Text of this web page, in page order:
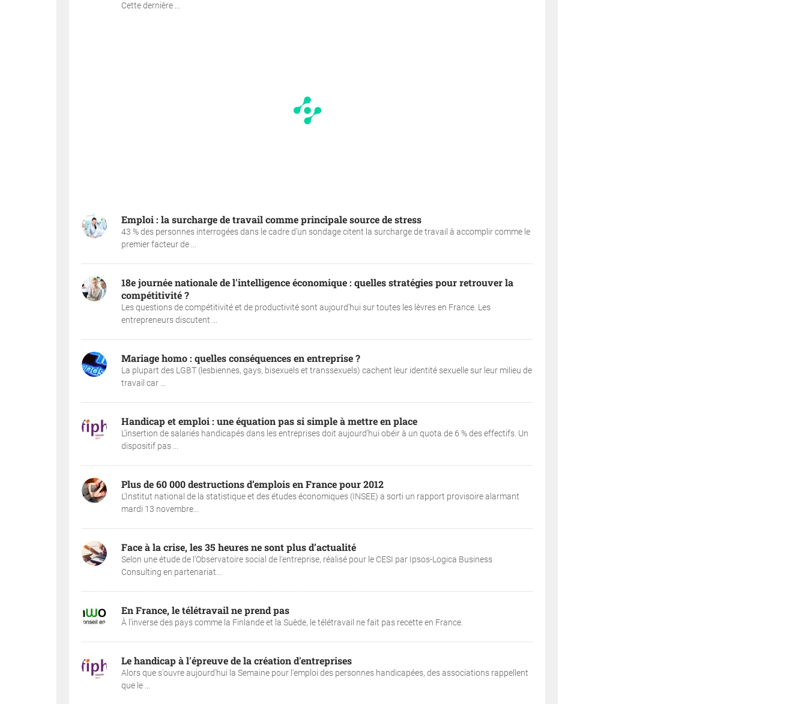
Cette dernière ...
Emploi : la surcharge de travail comme principale source de stress
43 % des personnes interrogées dans le cadre d’un sondage citent la surcharge de travail à accomplir comme le
premier facteur de ...
18e journée nationale de l'intelligence économique : quelles stratégies pour retrouver la
compétitivité ?
Les questions de compétitivité et de productivité sont aujourd’hui sur toutes les lèvres en France. Les
entrepreneurs discutent ...
Mariage homo : quelles conséquences en entreprise ?
La plupart des LGBT (lesbiennes, gays, bisexuels et transsexuels) cachent leur identité sexuelle sur leur milieu de
travail car ...
Handicap et emploi : une équation pas si simple à mettre en place
L’insertion de salariés handicapés dans les entreprises doit aujourd’hui obéir à un quota de 6 % des effectifs. Un
dispositif pas ...
Plus de 60 000 destructions d’emplois en France pour 2012
L’Institut national de la statistique et des études économiques (INSEE) a sorti un rapport provisoire alarmant
mardi 13 novembre...
Face à la crise, les 35 heures ne sont plus d’actualité
Selon une étude de l'Observatoire social de l'entreprise, réalisé pour le CESI par Ipsos-Logica Business
Consulting en partenariat...
En France, le télétravail ne prend pas
À l'inverse des pays comme la Finlande et la Suède, le télétravail ne fait pas recette en France.
Le handicap à l'épreuve de la création d'entreprises
Alors que s'ouvre aujourd'hui la Semaine pour l'emploi des personnes handicapées, des associations rappellent
que le ...